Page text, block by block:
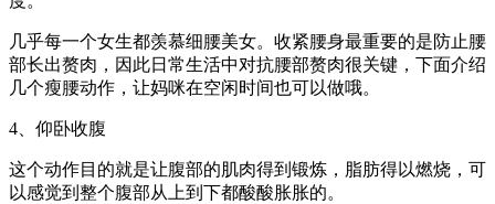
几乎每一个女生都羡慕细腰美女。收紧腰身最重要的是防止腰
部长出赘肉，因此日常生活中对抗腰部赘肉很关键，下面介绍
几个瘦腰动作，让妈咪在空闲时间也可以做哦。
4、仰卧收腹
这个动作目的就是让腹部的肌肉得到锻炼，脂肪得以燃烧，可
以感觉到整个腹部从上到下都酸酸胀胀的。